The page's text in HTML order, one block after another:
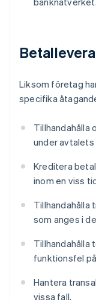
Liksom företag
specifika
Tillhandahålla
under avtalets
Kreditera
inom en viss
Tillhandahålla
som anges i
funktionsfel
Hantera
vissa fall.